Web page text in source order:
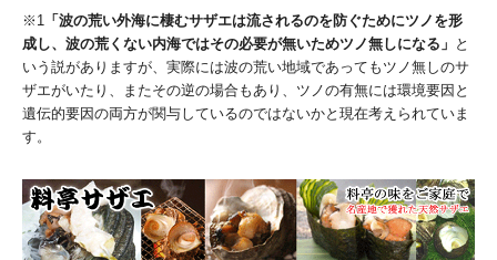
※1 「波の荒い外海に棲むサザエは流されるのを防ぐためにツノを形
成し、波の荒くない内海ではその必要が無いためツノ無しになる」 と
いう説がありますが、実際には波の荒い地域であってもツノ無しのサ
ザエがいたり、またその逆の場合もあり、ツノの有無には環境要因と
遺伝的要因の両方が関与しているのではないかと現在考えられていま
す。